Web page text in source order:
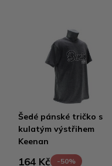
Šedé pánské tričko s
kulatým výstřihem
Keenan
164 Kč
-50%